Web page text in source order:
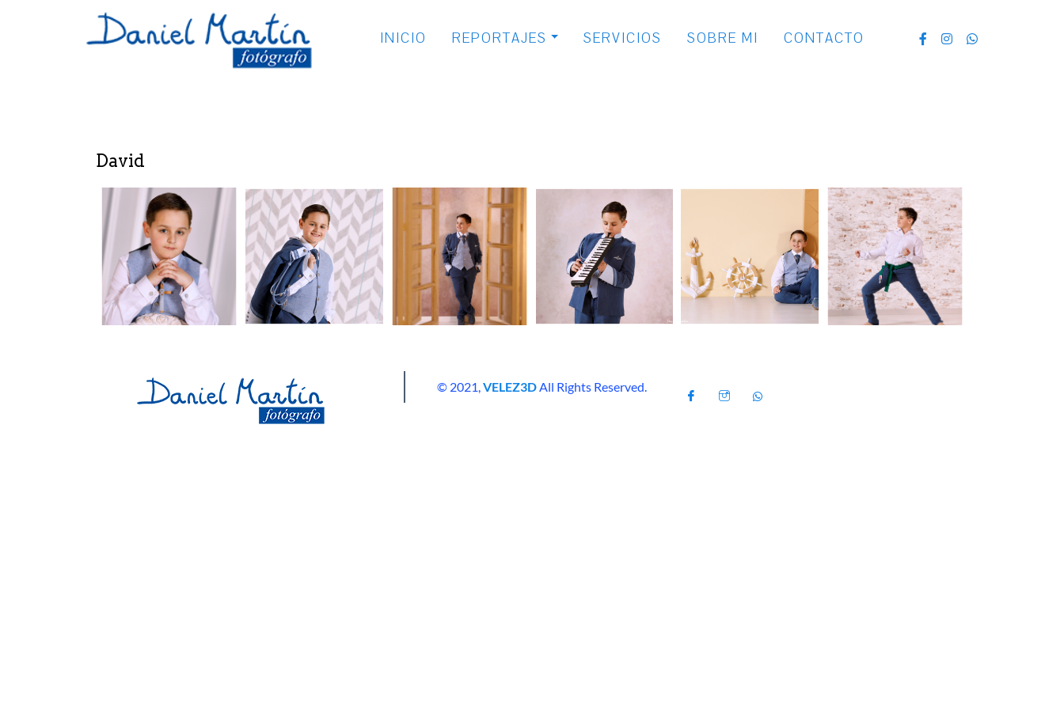
INICIO REPORTAJES SERVICIOS SOBRE MI CONTACTO
David
© 2021,VELEZ3DAll Rights Reserved.